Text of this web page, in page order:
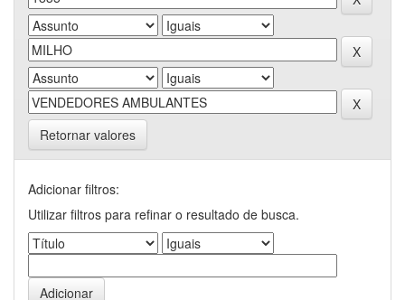
Retornar valores
Adicionar filtros:
Utilizar filtros para refinar o resultado de busca.